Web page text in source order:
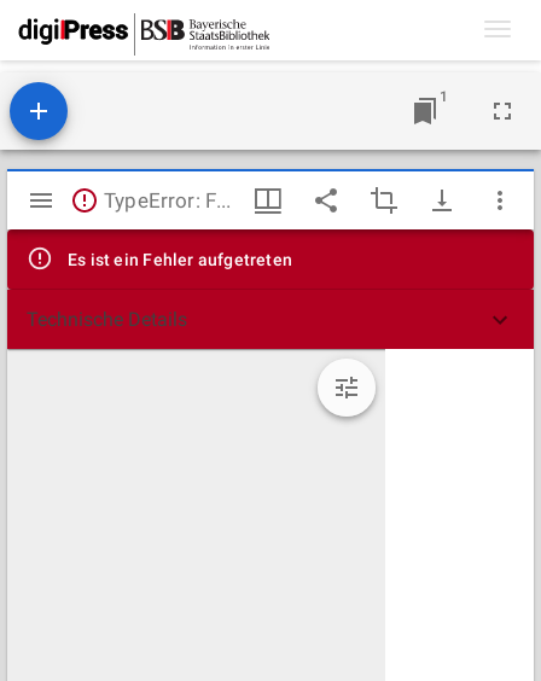
1
Mirador
Viewer
TypeError: Failed to fetch
Es ist ein Fehler aufgetreten
Technische Details